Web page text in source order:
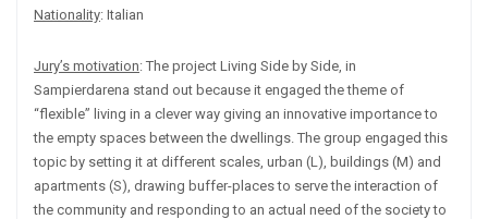
Nationality: Italian
Jury’s motivation: The project Living Side by Side, in
Sampierdarena stand out because it engaged the theme of
“flexible” living in a clever way giving an innovative importance to
the empty spaces between the dwellings. The group engaged this
topic by setting it at different scales, urban (L), buildings (M) and
apartments (S), drawing buffer-places to serve the interaction of
the community and responding to an actual need of the society to